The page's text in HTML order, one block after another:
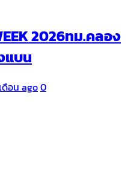
2026ทม.คลอง
แบน
ดือน ago0